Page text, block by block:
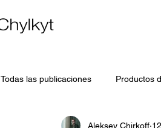
Todas las publicaciones Productos
Aleksey Chirkoff